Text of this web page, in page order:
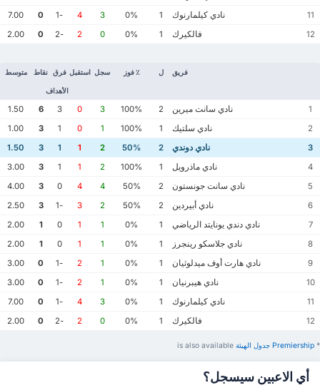
11
نادي كيلمارنوك 1
0%
3
4
-1
0
7.00
12
فالكيرك 1
0%
0
2
-2
0
2.00
فريق ل ٪ فوز سجل استقبل فرق
الأهداف
نقاط متوسط
1 نادي سانت ميرين 2
100%
3
0
3
6
1.50
2
نادي سلتيك 1
100%
1
0
1
3
1.00
3
نادي دوندي 2
50%
2
1
1
3
1.50
4
نادي ماذرويل 1
100%
2
1
1
3
3.00
5
نادي سانت جونستون 2
50%
4
4
0
3
4.00
6
نادي أبيردين 2
50%
2
3
-1
3
2.50
7
نادي دندي يونايتد الرياضي 1
0%
1
1
0
1
2.00
8
نادي جلاسكو رينجرز 1
0%
1
1
0
1
2.00
9
نادي هارت أوف ميدلوثيان 1
0%
1
2
-1
0
3.00
10
نادي هيبرنيان 1
0%
1
2
-1
0
3.00
11
نادي كيلمارنوك 1
0%
3
4
-1
0
7.00
12
فالكيرك 1
0%
0
2
-2
0
2.00
* Premiership ‏جدول الهيئة
أي الاعبين سيسجل؟